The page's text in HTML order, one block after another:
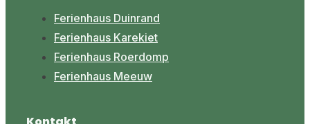
Ferienhaus Duinrand
Ferienhaus Karekiet
Ferienhaus Roerdomp
Ferienhaus Meeuw